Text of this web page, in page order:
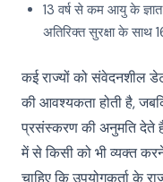
13 वर्ष से कम आयु के
अतिरिक्त सुरक्षा के साथ
कई राज्यों को संवेदनशील
की आवश्यकता होती है,
प्रसंस्करण की अनुमति देते
में से किसी को भी व्यक्त
चाहिए कि उपयोगकर्ता के